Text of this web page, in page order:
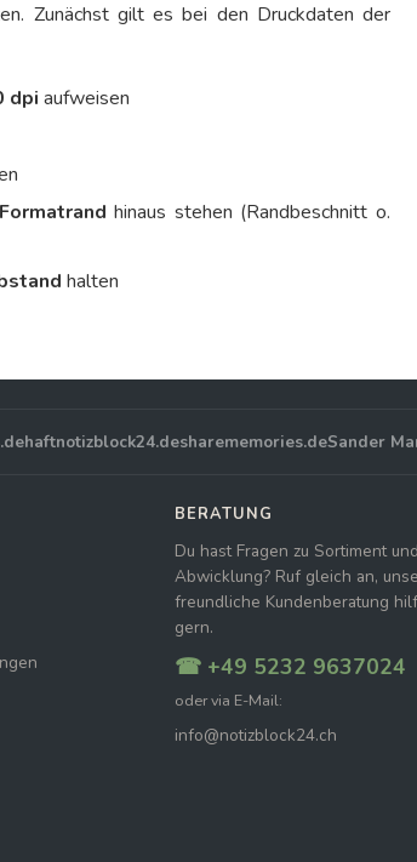
Zunächst gilt es bei den Druckdaten der
dpi aufweisen
hinaus stehen (Randbeschnitt o.
halten
haftnotizblock24.desharememories.deSander
BERATUNG
Du hast Fragen zu Sortiment und
Abwicklung? Ruf gleich an,
freundliche Kundenberatung
gern.
☎ +49 5232 9637024
oder via E-Mail:
info@notizblock24.ch